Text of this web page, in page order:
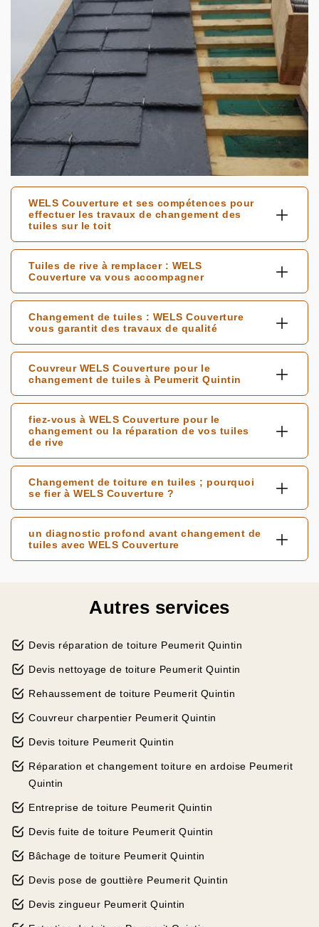
WELS Couverture et ses compétences pour
effectuer les travaux de changement des
tuiles sur le toit
Tuiles de rive à remplacer : WELS
Couverture va vous accompagner
Changement de tuiles : WELS Couverture
vous garantit des travaux de qualité
Couvreur WELS Couverture pour le
changement de tuiles à Peumerit Quintin
fiez-vous à WELS Couverture pour le
changement ou la réparation de vos tuiles
de rive
Changement de toiture en tuiles ; pourquoi
se fier à WELS Couverture ?
un diagnostic profond avant changement de
tuiles avec WELS Couverture
Autres services
Devis réparation de toiture Peumerit Quintin
Devis nettoyage de toiture Peumerit Quintin
Rehaussement de toiture Peumerit Quintin
Couvreur charpentier Peumerit Quintin
Devis toiture Peumerit Quintin
Réparation et changement toiture en ardoise Peumerit
Quintin
Entreprise de toiture Peumerit Quintin
Devis fuite de toiture Peumerit Quintin
Bâchage de toiture Peumerit Quintin
Devis pose de gouttière Peumerit Quintin
Devis zingueur Peumerit Quintin